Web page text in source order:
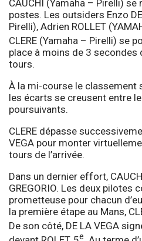
CAUCHI (Yamaha – Pirelli)
postes. Les outsiders Enzo
Pirelli), Adrien ROLLET
CLERE (Yamaha – Pirelli) se
place à moins de 3 secondes
tours.
À la mi-course le classement
les écarts se creusent entre
poursuivants.
CLERE dépasse
VEGA pour monter
tours de l’arrivée.
Dans un dernier effort,
GREGORIO. Les deux pilotes
prometteuse pour chacun
la première étape au Mans,
De son côté, DE LA VEGA
e